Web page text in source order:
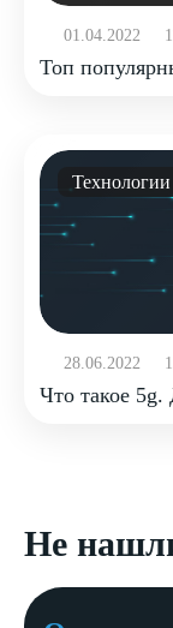
01.04.2022
Топ
Технологии
28.06.2022
Что такое 5g.
Не